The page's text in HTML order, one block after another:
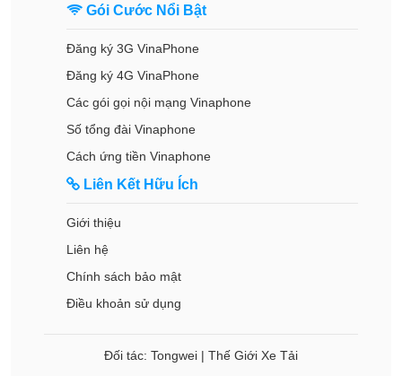
Gói Cước Nổi Bật
Đăng ký 3G VinaPhone
Đăng ký 4G VinaPhone
Các gói gọi nội mạng Vinaphone
Số tổng đài Vinaphone
Cách ứng tiền Vinaphone
Liên Kết Hữu Ích
Giới thiệu
Liên hệ
Chính sách bảo mật
Điều khoản sử dụng
Đối tác: Tongwei | Thế Giới Xe Tải